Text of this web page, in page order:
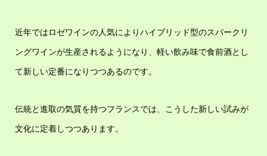
近年ではロゼワインの人気によりハイブリッド型のスパークリ
ングワインが生産されるようになり、軽い飲み味で食前酒とし
て新しい定番になりつつあるのです。
伝統と進取の気質を持つフランスでは、こうした新しい試みが
文化に定着しつつあります。